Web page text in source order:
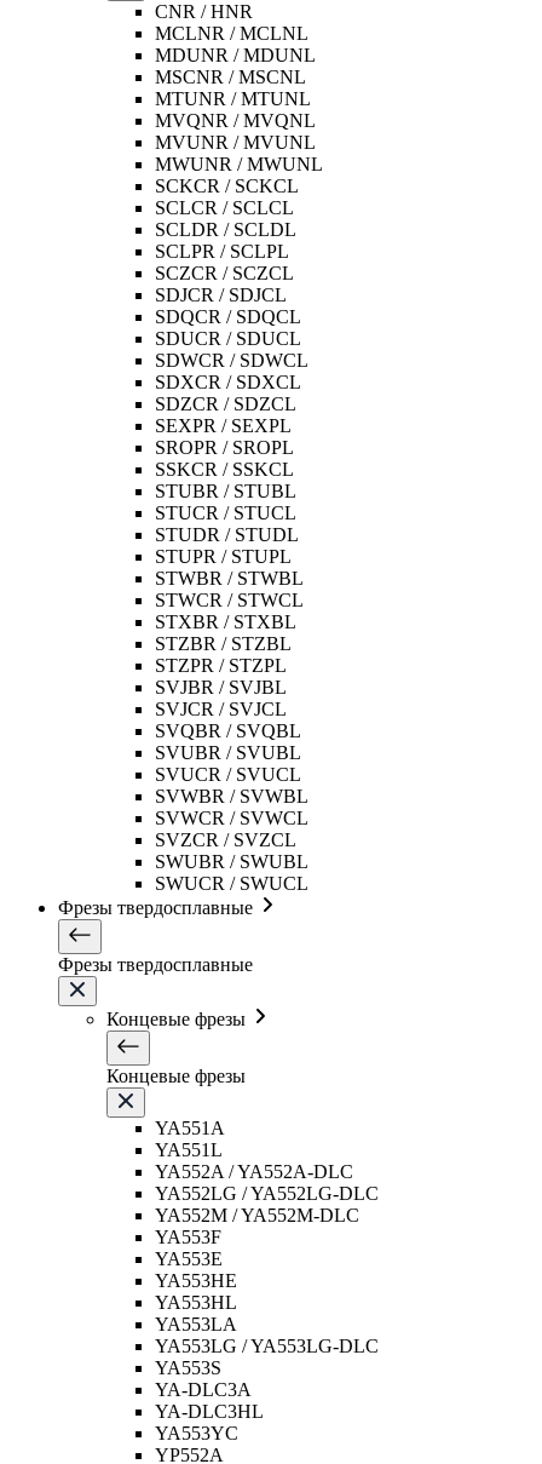
CNR / HNR
MCLNR / MCLNL
MDUNR / MDUNL
MSCNR / MSCNL
MTUNR / MTUNL
MVQNR / MVQNL
MVUNR / MVUNL
MWUNR / MWUNL
SCKCR / SCKCL
SCLCR / SCLCL
SCLDR / SCLDL
SCLPR / SCLPL
SCZCR / SCZCL
SDJCR / SDJCL
SDQCR / SDQCL
SDUCR / SDUCL
SDWCR / SDWCL
SDXCR / SDXCL
SDZCR / SDZCL
SEXPR / SEXPL
SROPR / SROPL
SSKCR / SSKCL
STUBR / STUBL
STUCR / STUCL
STUDR / STUDL
STUPR / STUPL
STWBR / STWBL
STWCR / STWCL
STXBR / STXBL
STZBR / STZBL
STZPR / STZPL
SVJBR / SVJBL
SVJCR / SVJCL
SVQBR / SVQBL
SVUBR / SVUBL
SVUCR / SVUCL
SVWBR / SVWBL
SVWCR / SVWCL
SVZCR / SVZCL
SWUBR / SWUBL
SWUCR / SWUCL
Фрезы твердосплавные
Фрезы твердосплавные
Концевые фрезы
Концевые фрезы
YA551A
YA551L
YA552A / YA552A-DLC
YA552LG / YA552LG-DLC
YA552M / YA552M-DLC
YA553F
YA553E
YA553HE
YA553HL
YA553LA
YA553LG / YA553LG-DLC
YA553S
YA-DLC3A
YA-DLC3HL
YA553YC
YP552A